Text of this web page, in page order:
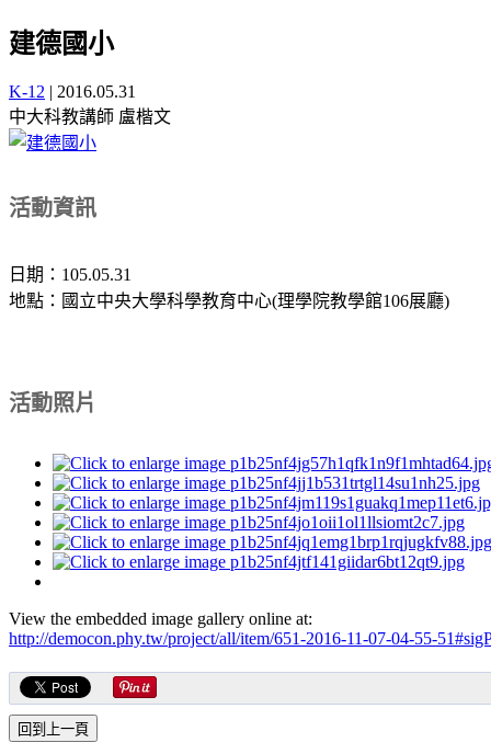
建德國小
K-12 | 2016.05.31
中大科教講師 盧楷文
活動資訊
日期：105.05.31
地點：國立中央大學科學教育中心(理學院教學館106展廳)
活動照片
View the embedded image gallery online at:
http://democon.phy.tw/project/all/item/651-2016-11-07-04-55-